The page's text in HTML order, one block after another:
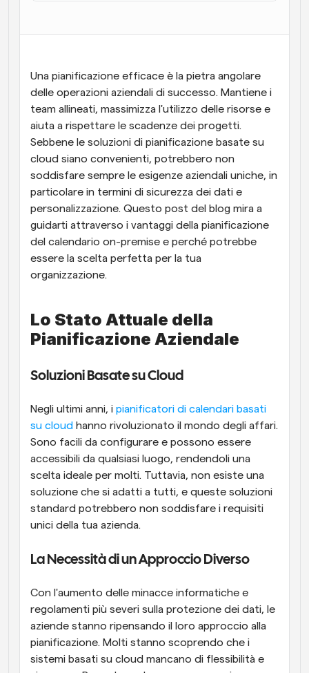
Programmazione potenziata con chiamate
supportate dall'IA
Automatizzare la pianificazione e i promemoria
Blog
Riunioni Instantanee
Link di Gruppo Dinamico
Webhook
Una pianificazione efficace è la pietra angolare
delle operazioni aziendali di successo. Mantiene i
team allineati, massimizza l'utilizzo delle risorse e
aiuta a rispettare le scadenze dei progetti.
Sebbene le soluzioni di pianificazione basate su
cloud siano convenienti, potrebbero non
soddisfare sempre le esigenze aziendali uniche, in
particolare in termini di sicurezza dei dati e
personalizzazione. Questo post del blog mira a
guidarti attraverso i vantaggi della pianificazione
del calendario on-premise e perché potrebbe
essere la scelta perfetta per la tua
organizzazione.
Lo Stato Attuale della
Pianificazione Aziendale
Soluzioni Basate su Cloud
Negli ultimi anni, i pianificatori di calendari basati
su cloud hanno rivoluzionato il mondo degli affari.
Sono facili da configurare e possono essere
accessibili da qualsiasi luogo, rendendoli una
scelta ideale per molti. Tuttavia, non esiste una
soluzione che si adatti a tutti, e queste soluzioni
standard potrebbero non soddisfare i requisiti
unici della tua azienda.
La Necessità di un Approccio Diverso
Con l'aumento delle minacce informatiche e
regolamenti più severi sulla protezione dei dati, le
aziende stanno ripensando il loro approccio alla
pianificazione. Molti stanno scoprendo che i
sistemi basati su cloud mancano di flessibilità e